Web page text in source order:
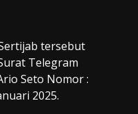
tersebut
Telegram
Seto Nomor :
2025.